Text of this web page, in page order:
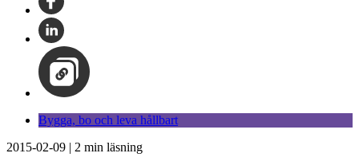
Bygga, bo och leva hållbart
2015-02-09 | 2 min läsning